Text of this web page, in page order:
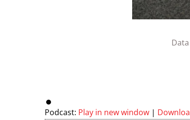
Podcast: Play in new window |